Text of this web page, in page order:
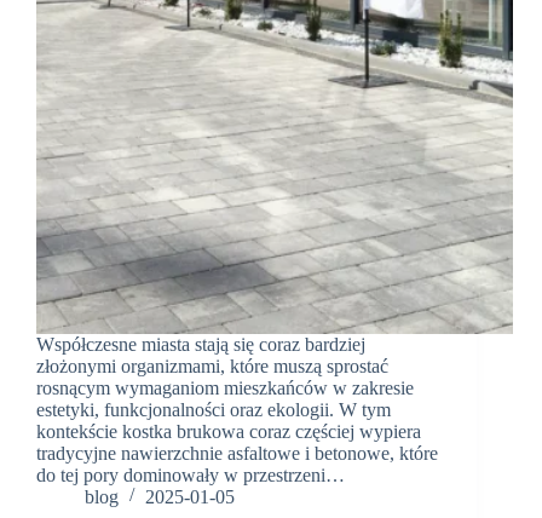
Współczesne miasta stają się coraz bardziej
złożonymi organizmami, które muszą sprostać
rosnącym wymaganiom mieszkańców w zakresie
estetyki, funkcjonalności oraz ekologii. W tym
kontekście kostka brukowa coraz częściej wypiera
tradycyjne nawierzchnie asfaltowe i betonowe, które
do tej pory dominowały w przestrzeni…
blog
2025-01-05